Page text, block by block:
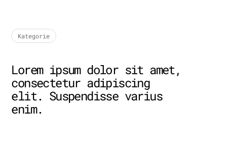
Kategorie
Lorem ipsum dolor sit amet,
consectetur adipiscing
elit. Suspendisse varius
enim.